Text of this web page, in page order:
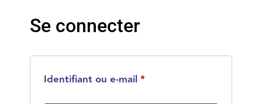
Se connecter
Identifiant ou e-mail*